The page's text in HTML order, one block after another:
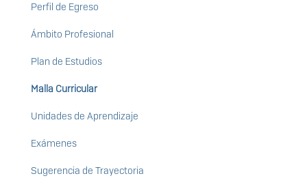
Perfil de Egreso
Ámbito Profesional
Plan de Estudios
Malla Curricular
Unidades de Aprendizaje
Exámenes
Sugerencia de Trayectoria